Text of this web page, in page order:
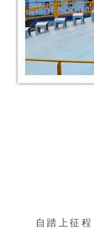
自踏上征